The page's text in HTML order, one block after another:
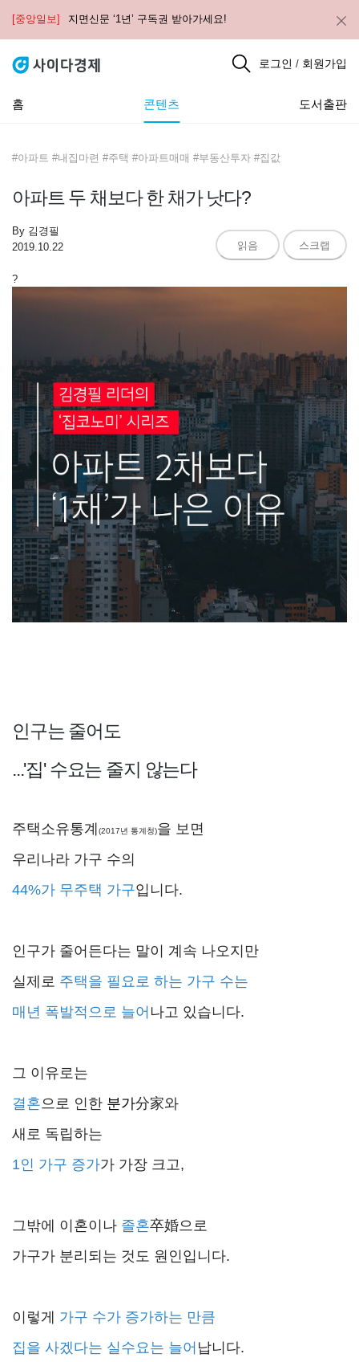
[중앙일보] 지면신문 ‘1년’ 구독권 받아가세요!
로그인 / 회원가입
홈 콘텐츠 도서출판
#아파트 #내집마련 #주택 #아파트매매 #부동산투자 #집값
아파트 두 채보다 한 채가 낫다?
By 김경필
2019.10.22
읽음 스크랩
?
인구는 줄어도
...'집' 수요는 줄지 않는다
주택소유통계 (2017년 통계청)을 보면
우리나라 가구 수의
44%가 무주택 가구입니다.
인구가 줄어든다는 말이 계속 나오지만
실제로 주택을 필요로 하는 가구 수는
매년 폭발적으로 늘어 나고 있습니다.
그 이유로는
결혼으로 인한 분가分家와
새로 독립하는
1인 가구 증가가 가장 크고,
그밖에 이혼이나 졸혼卒婚으로
가구가 분리되는 것도 원인입니다.
이렇게
가구 수가 증가하는 만큼
집을 사겠다는 실수요는 늘어 납니다.